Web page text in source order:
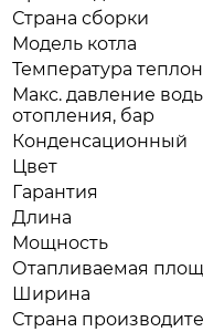
Страна сборки
Модель котла
Температура
Макс. давление
отопления, бар
Конденсационный
Цвет
Гарантия
Длина
Мощность
Отапливаемая
Ширина
Страна